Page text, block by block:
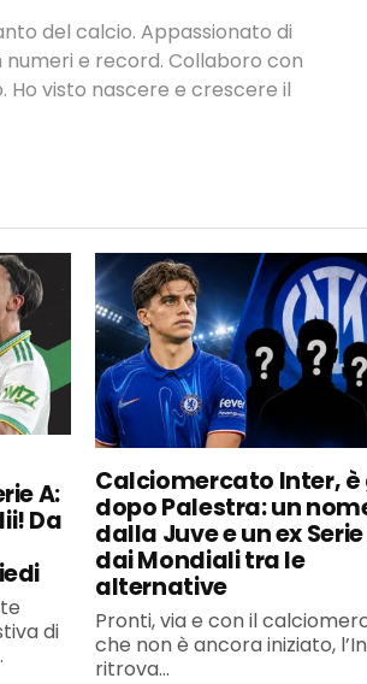
del calcio. Appassionato di
e record. Collaboro con
Ho visto nascere e crescere il
A:
Da
di
Calciomercato Inter, è
dopo Palestra: un
dalla Juve e un ex Serie
dai Mondiali tra le
alternative
Pronti, via e con il
che non è ancora iniziato,
ritrova...